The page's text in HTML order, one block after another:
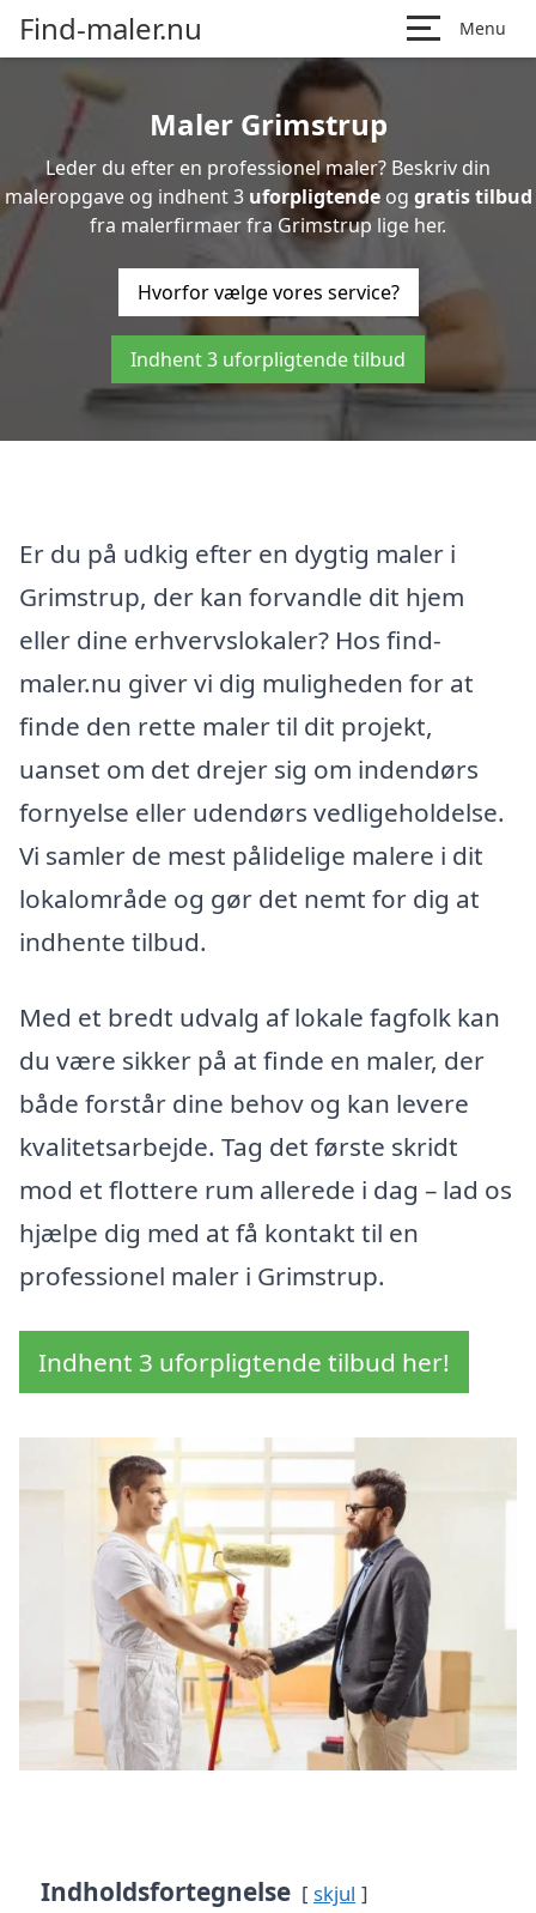
Find-maler.nu Menu
Maler Grimstrup
Leder du efter en professionel maler? Beskriv din
maleropgave og indhent 3 uforpligtendeog gratis tilbud
fra malerfirmaer fra Grimstrup lige her.
Hvorfor vælge vores service?
Indhent 3 uforpligtende tilbud
Er du på udkig efter en dygtig maler i
Grimstrup, der kan forvandle dit hjem
eller dine erhvervslokaler? Hos find-
maler.nu giver vi dig muligheden for at
finde den rette maler til dit projekt,
uanset om det drejer sig om indendørs
fornyelse eller udendørs vedligeholdelse.
Vi samler de mest pålidelige malere i dit
lokalområde og gør det nemt for dig at
indhente tilbud.
Med et bredt udvalg af lokale fagfolk kan
du være sikker på at finde en maler, der
både forstår dine behov og kan levere
kvalitetsarbejde. Tag det første skridt
mod et flottere rum allerede i dag – lad os
hjælpe dig med at få kontakt til en
professionel maler i Grimstrup.
Indhent 3 uforpligtende tilbud her!
Indholdsfortegnelse skjul